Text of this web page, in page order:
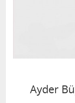
Ayder